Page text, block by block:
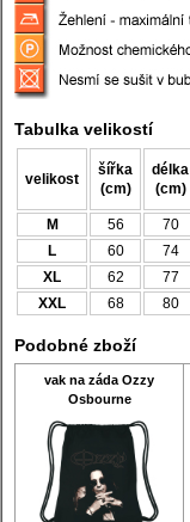
Tabulka velikostí
velikost
šířka
(cm)
délka
(cm)
M
56 70
L
60 74
XL
62 77
XXL
68 80
Podobné zboží
vak na záda Ozzy
Osbourne